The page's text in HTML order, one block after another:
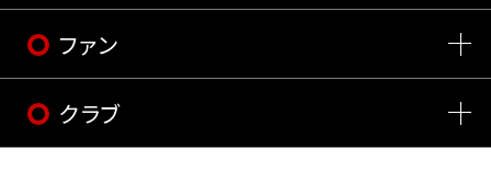
ファン
クラブ